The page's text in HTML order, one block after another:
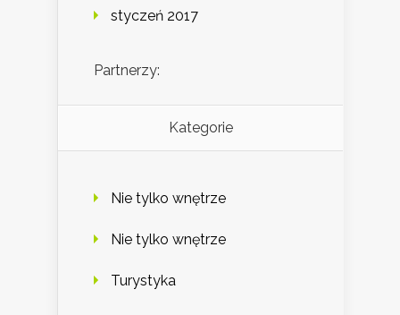
styczeń 2017
Partnerzy:
Kategorie
Nie tylko wnętrze
Nie tylko wnętrze
Turystyka